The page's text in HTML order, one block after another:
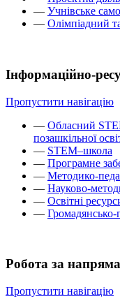
— Учнівське
— Олімпіадний
Інформаційно-
Пропустити навігацію
— Обласний
позашкільної
— STEM–школа
— Програмне
— Методико-
— Науково-
— Освітні
— Громадянсько-
Робота за
Пропустити навігацію